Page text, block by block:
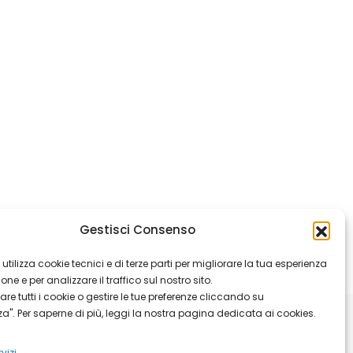
Gestisci Consenso
utilizza cookie tecnici e di terze parti per migliorare la tua esperienza
e per analizzare il traffico sul nostro sito.
tutti i cookie o gestire le tue preferenze cliccando su
Per saperne di più, leggi la nostra pagina dedicata ai cookies.